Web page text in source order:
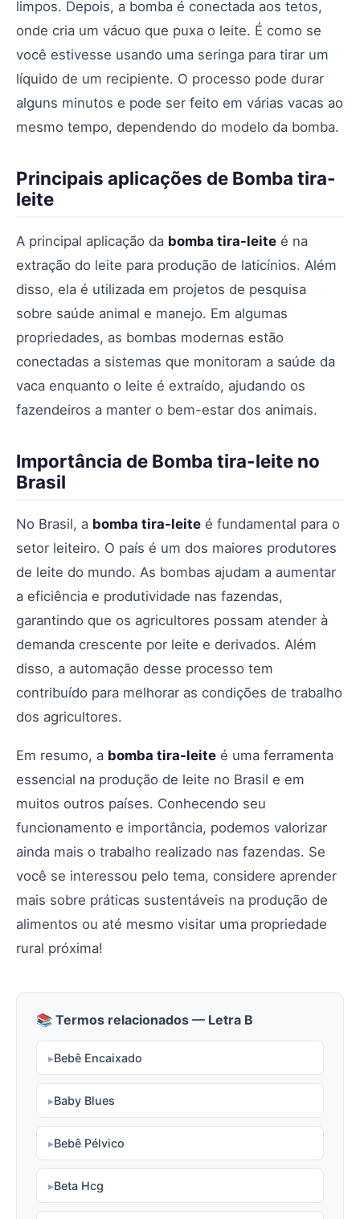
limpos. Depois, a bomba é conectada aos tetos,
onde cria um vácuo que puxa o leite. É como se
você estivesse usando uma seringa para tirar um
líquido de um recipiente. O processo pode durar
alguns minutos e pode ser feito em várias vacas ao
mesmo tempo, dependendo do modelo da bomba.
Principais aplicações de Bomba tira-
leite
A principal aplicação da bomba tira-leite é na
extração do leite para produção de laticínios. Além
disso, ela é utilizada em projetos de pesquisa
sobre saúde animal e manejo. Em algumas
propriedades, as bombas modernas estão
conectadas a sistemas que monitoram a saúde da
vaca enquanto o leite é extraído, ajudando os
fazendeiros a manter o bem-estar dos animais.
Importância de Bomba tira-leite no
Brasil
No Brasil, a bomba tira-leite é fundamental para o
setor leiteiro. O país é um dos maiores produtores
de leite do mundo. As bombas ajudam a aumentar
a eficiência e produtividade nas fazendas,
garantindo que os agricultores possam atender à
demanda crescente por leite e derivados. Além
disso, a automação desse processo tem
contribuído para melhorar as condições de trabalho
dos agricultores.
Em resumo, a bomba tira-leite é uma ferramenta
essencial na produção de leite no Brasil e em
muitos outros países. Conhecendo seu
funcionamento e importância, podemos valorizar
ainda mais o trabalho realizado nas fazendas. Se
você se interessou pelo tema, considere aprender
mais sobre práticas sustentáveis na produção de
alimentos ou até mesmo visitar uma propriedade
rural próxima!
📚 Termos relacionados — Letra B
Bebê Encaixado
Baby Blues
Bebê Pélvico
Beta Hcg